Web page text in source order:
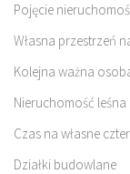
Pojęcie
Własna przestrzeń
Kolejna ważna
Nieruchomość leśna
Czas na własne
Działki budowlane